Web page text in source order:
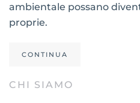
ambientale possano
proprie.
CONTINUA
CHI SIAMO